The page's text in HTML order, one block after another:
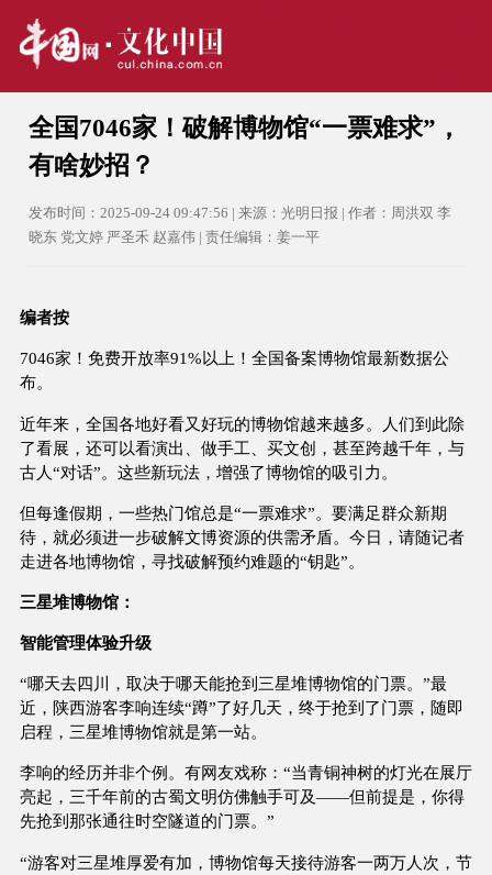
全国7046家！破解博物馆“一票难求”，
有啥妙招？
发布时间：2025-09-24 09:47:56 | 来源：光明日报 | 作者：周洪双 李
晓东 党文婷 严圣禾 赵嘉伟 | 责任编辑：姜一平
编者按
7046家！免费开放率91%以上！全国备案博物馆最新数据公
布。
近年来，全国各地好看又好玩的博物馆越来越多。人们到此除
了看展，还可以看演出、做手工、买文创，甚至跨越千年，与
古人“对话”。这些新玩法，增强了博物馆的吸引力。
但每逢假期，一些热门馆总是“一票难求”。要满足群众新期
待，就必须进一步破解文博资源的供需矛盾。今日，请随记者
走进各地博物馆，寻找破解预约难题的“钥匙”。
三星堆博物馆：
智能管理体验升级
“哪天去四川，取决于哪天能抢到三星堆博物馆的门票。”最
近，陕西游客李响连续“蹲”了好几天，终于抢到了门票，随即
启程，三星堆博物馆就是第一站。
李响的经历并非个例。有网友戏称：“当青铜神树的灯光在展厅
亮起，三千年前的古蜀文明仿佛触手可及——但前提是，你得
先抢到那张通往时空隧道的门票。”
“游客对三星堆厚爱有加，博物馆每天接待游客一两万人次，节